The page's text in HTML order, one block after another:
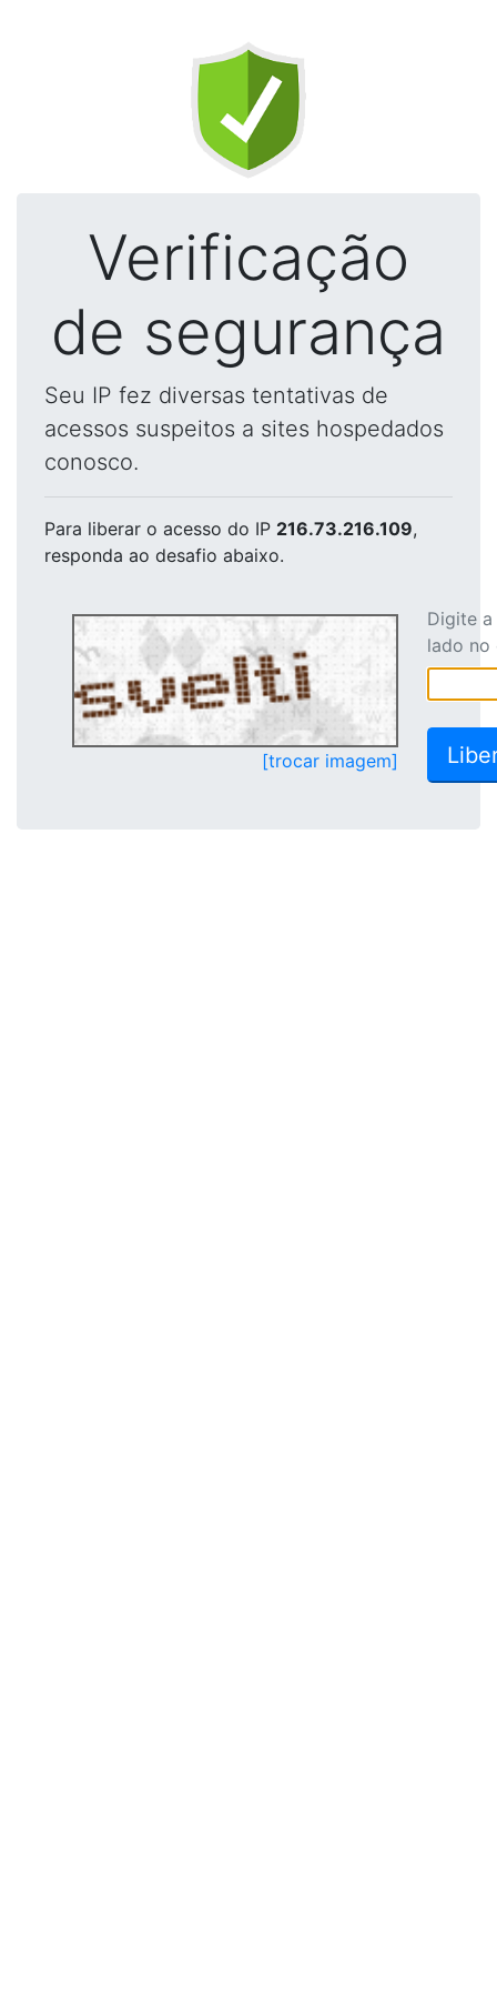
Verificação
de segurança
Seu IP fez diversas tentativas de
acessos suspeitos a sites hospedados
conosco.
Para liberar o acesso do IP 216.73.216.109,
responda ao desafio abaixo.
[trocar imagem]
Digite
lado no